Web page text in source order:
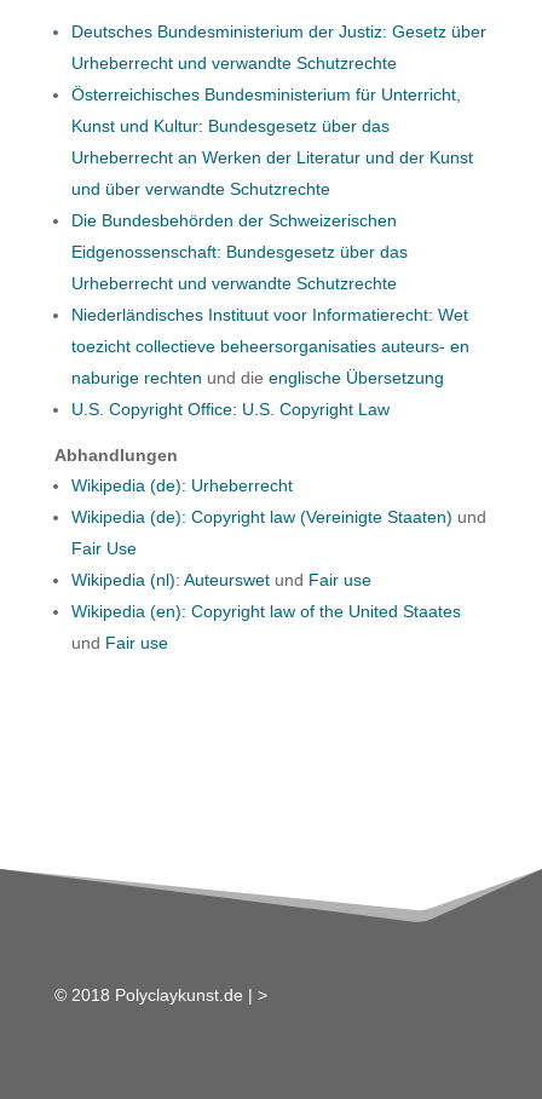
Deutsches Bundesministerium der Justiz: Gesetz über
Urheberrecht und verwandte Schutzrechte
Österreichisches Bundesministerium für Unterricht,
Kunst und Kultur: Bundesgesetz über das
Urheberrecht an Werken der Literatur und der Kunst
und über verwandte Schutzrechte
Die Bundesbehörden der Schweizerischen
Eidgenossenschaft: Bundesgesetz über das
Urheberrecht und verwandte Schutzrechte
Niederländisches Instituut voor Informatierecht: Wet
toezicht collectieve beheersorganisaties auteurs- en
naburige rechten und die englische Übersetzung
U.S. Copyright Office: U.S. Copyright Law
Abhandlungen
Wikipedia (de): Urheberrecht
Wikipedia (de): Copyright law (Vereinigte Staaten) und
Fair Use
Wikipedia (nl): Auteurswetund Fair use
Wikipedia (en): Copyright law of the United Staates
und Fair use
© 2018 Polyclaykunst.de | >